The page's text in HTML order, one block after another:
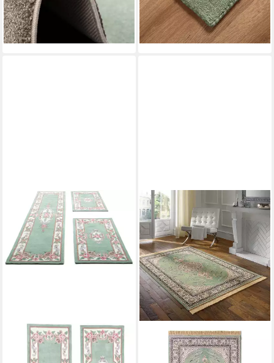
ab 34,90 € 62,90 €
-45%
lieferbar - in 2-3 Werktagen bei dir
-62%
lieferbar - in 2-3 Werktagen bei dir
+6